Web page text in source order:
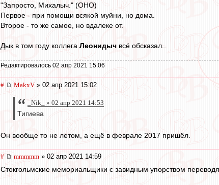
"Запросто, Михалыч." (ОНО)
Первое - при помощи всякой муйни, но дома.
Второе - то же самое, но вдалеке от.
Дык в том году коллега Леонидыч всё обсказал..
Редактировалось 02 апр 2021 15:06
# MakxV » 02 апр 2021 15:02
_Nik_ » 02 апр 2021 14:53
Тигиева
Он вообще то не летом, а ещё в феврале 2017 пришёл.
# mmmmm » 02 апр 2021 14:59
Стокгольмские мемориальщики с завидным упорством